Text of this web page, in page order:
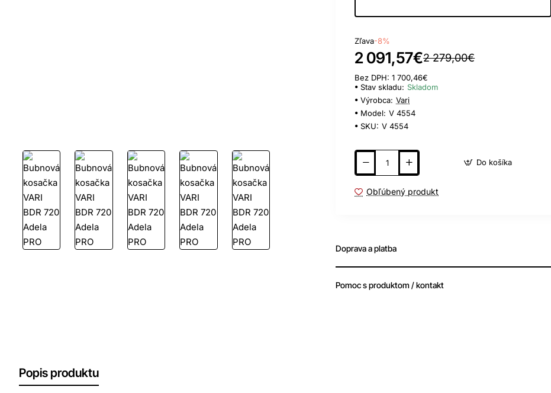
Doprava zdarma
-8%
Zľava-8%
2 091,57€2 279,00€
Bez DPH: 1 700,46€
Stav skladu: Skladom
Výrobca: Vari
Model: V 4554
SKU: V 4554
Do košíka
Obľúbený produkt
Doprava a platba
Pomoc s produktom / kontakt
Popis produktu